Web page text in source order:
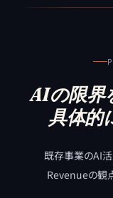
AIの限界
具体的
既存事業のAI活
Revenueの観